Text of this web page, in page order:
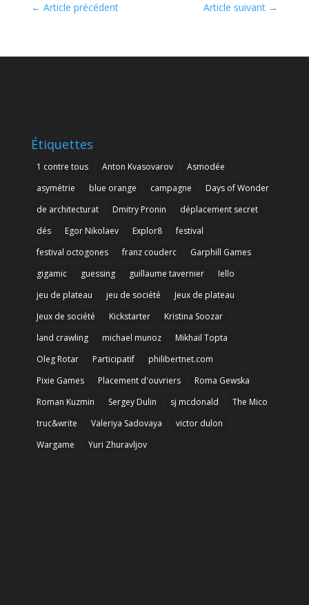
← Article précédent Article suivant →
Étiquettes
1 contre tous Anton Kvasovarov
Asmodée
asymétrie
blue orange campagne
Days of Wonder
de architecturat
Dmitry Pronin
déplacement secret
dés
Egor Nikolaev Explor8
festival
festival octogones
franz couderc
Garphill Games
gigamic
guessing guillaume tavernier
Iello
jeu de plateau
jeu de société
Jeux de plateau
Jeux de société
Kickstarter
Kristina Soozar
land crawling
michael munoz
Mikhail Topta
Oleg Rotar
Participatif
philibertnet.com
Pixie Games
Placement d'ouvriers
Roma Gewska
Roman Kuzmin
Sergey Dulin sj mcdonald
The Mico
truc&write
Valeriya Sadovaya
victor dulon
Wargame
Yuri Zhuravljov